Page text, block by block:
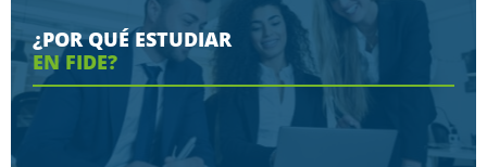
¿POR QUÉ ESTUDIAR
EN FIDE?